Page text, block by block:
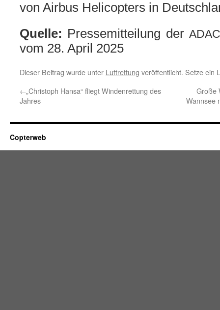
von Airbus Helicopters in
Quelle: Pressemitteilung der
vom 28. April 2025
Dieser Beitrag wurde unter Luftrettung veröffentlicht. Setze ein
←„Christoph Hansa“ fliegt Windenrettung des
Jahres
Große
Wannsee
Copterweb